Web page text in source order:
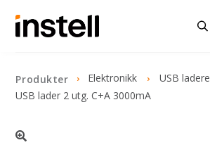
Produkter Elektronikk
USB ladere
USB lader 2 utg. C+A 3000mA